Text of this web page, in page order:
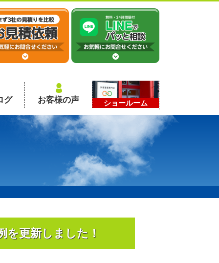
グ お客様の声 ショールーム
を更新しました！